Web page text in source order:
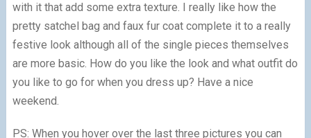
with it that add some extra texture. I really like how the
pretty satchel bag and faux fur coat complete it to a really
festive look although all of the single pieces themselves
are more basic. How do you like the look and what outfit do
you like to go for when you dress up? Have a nice
weekend.
PS: When you hover over the last three pictures you can